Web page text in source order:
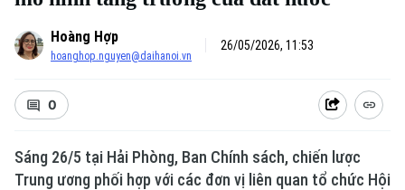
Hoàng Hợp
hoanghop.nguyen@daihanoi.vn
26/05/2026, 11:53
0
Sáng 26/5 tại Hải Phòng, Ban Chính sách, chiến lược
Trung ương phối hợp với các đơn vị liên quan tổ chức Hội